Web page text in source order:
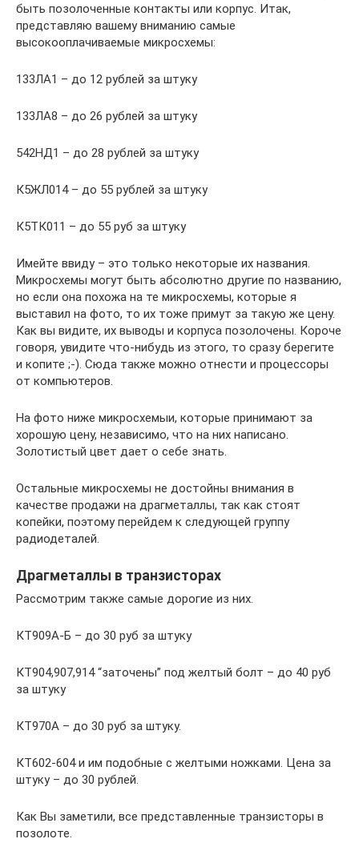
быть позолоченные контакты или корпус. Итак,
представляю вашему вниманию самые
высокооплачиваемые микросхемы:
133ЛА1 – до 12 рублей за штуку
133ЛА8 – до 26 рублей за штуку
542НД1 – до 28 рублей за штуку
К5ЖЛ014 – до 55 рублей за штуку
К5ТК011 – до 55 руб за штуку
Имейте ввиду – это только некоторые их названия.
Микросхемы могут быть абсолютно другие по названию,
но если она похожа на те микросхемы, которые я
выставил на фото, то их тоже примут за такую же цену.
Как вы видите, их выводы и корпуса позолочены. Короче
говоря, увидите что-нибудь из этого, то сразу берегите
и копите ;-). Сюда также можно отнести и процессоры
от компьютеров.
На фото ниже микросхемыи, которые принимают за
хорошую цену, независимо, что на них написано.
Золотистый цвет дает о себе знать.
Остальные микросхемы не достойны внимания в
качестве продажи на драгметаллы, так как стоят
копейки, поэтому перейдем к следующей группу
радиодеталей.
Драгметаллы в транзисторах
Рассмотрим также самые дорогие из них.
КТ909А-Б – до 30 руб за штуку
КТ904,907,914 “заточены” под желтый болт – до 40 руб
за штуку
КТ970А – до 30 руб за штуку.
КТ602-604 и им подобные с желтыми ножками. Цена за
штуку – до 30 рублей.
Как Вы заметили, все представленные транзисторы в
позолоте.